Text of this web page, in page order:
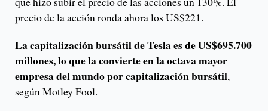
precio de la acción ronda ahora los US$221.
La capitalización bursátil de Tesla es de US$695.700
millones, lo que la convierte en la octava mayor
empresa del mundo por capitalización bursátil,
según Motley Fool.